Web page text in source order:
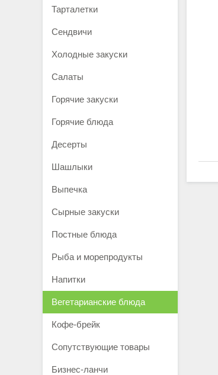
Тарталетки
Сендвичи
Холодные закуски
Салаты
Горячие закуски
Горячие блюда
Десерты
Шашлыки
Выпечка
Сырные закуски
Постные блюда
Рыба и морепродукты
Напитки
Вегетарианские блюда
Кофе-брейк
Сопутствующие товары
Бизнес-ланчи